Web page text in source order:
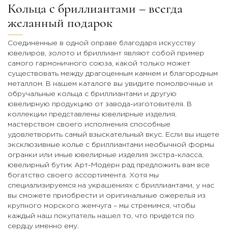
Кольца с бриллиантами – всегда
желанный подарок
Соединенные в одной оправе благодаря искусству
ювелиров, золото и бриллиант являют собой пример
самого гармоничного союза, какой только может
существовать между драгоценным камнем и благородным
металлом. В нашем каталоге вы увидите помолвочные и
обручальные кольца с бриллиантами и другую
ювелирную продукцию от завода-изготовителя. В
коллекции представлены ювелирные изделия,
мастерством своего исполнения способные
удовлетворить самый взыскательный вкус. Если вы ищете
эксклюзивные колье с бриллиантами необычной формы
огранки или иные ювелирные изделия экстра-класса,
ювелирный бутик Арт-Модерн рад предложить вам все
богатство своего ассортимента. Хотя мы
специализируемся на украшениях с бриллиантами, у нас
вы сможете приобрести и оригинальные ожерелья из
крупного морского жемчуга – мы стремимся, чтобы
каждый наш покупатель нашел то, что придется по
сердцу именно ему.